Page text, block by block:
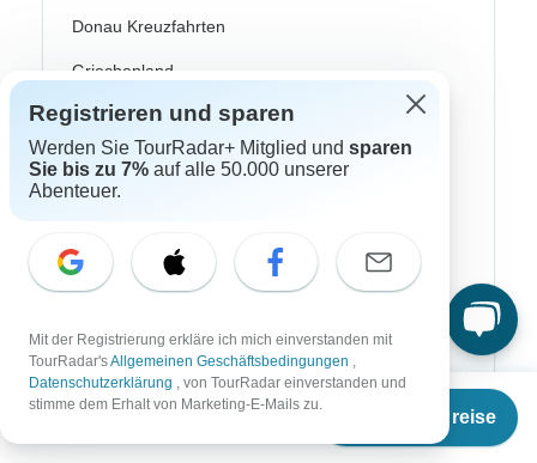
Termine & Preise
Donau Kreuzfahrten
Griechenland
Großbritannien
Irland
Island
Italien
Kroatien
Osteuropa
Portugal
Registrieren und sparen
Werden Sie TourRadar+ Mitglied und sparen
Sie bis zu 7% auf alle 50.000 unserer
Abenteuer.
Mit der Registrierung erkläre ich mich einverstanden mit
TourRadar'sAllgemeinen Geschäftsbedingungen ,
Datenschutzerklärung , von TourRadar einverstanden und
stimme dem Erhalt von Marketing-E-Mails zu.